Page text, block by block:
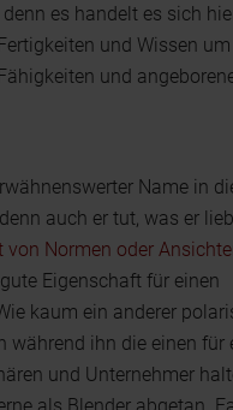
denn es handelt es sich
und Wissen um
und
Name in
auch er tut, was er
von Normen oder
Eigenschaft für einen
kaum ein anderer
während ihn die einen für
und Unternehmer